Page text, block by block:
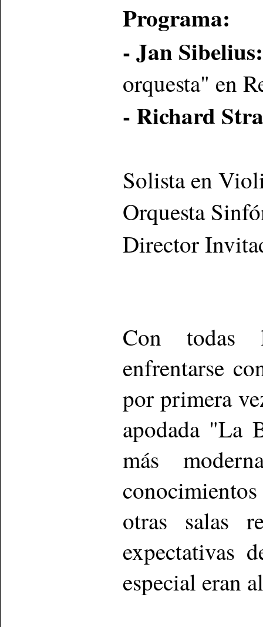
Programa:
- Jan Sibelius:
orquesta" en
- Richard
Solista en
Orquesta
Director
Con todas
enfrentarse
por primera
apodada "La
más
otras salas
expectativas
especial eran